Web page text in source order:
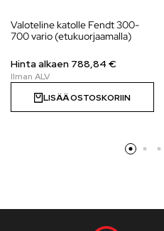
Valoteline katolle Fendt 300-
700 vario (etukuorjaamalla)
Hinta alkaen 788,84 €
LISÄÄ OSTOSKORIIN